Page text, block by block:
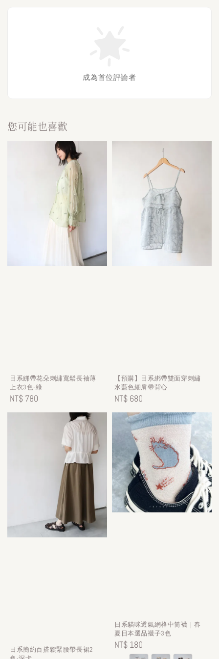
成為首位評論者
您可能也喜歡
日系綁帶花朵刺繡寬鬆長袖薄
上衣3色-綠
Regular
price
NT$ 780
【預購】日系綁帶雙面穿刺繡
水藍色細肩帶背心
Regular
price
NT$ 680
日系簡約百搭鬆緊腰帶長裙2
日系貓咪透氣網格中筒襪｜春
夏日本選品襪子3色
Regular
NT$ 180